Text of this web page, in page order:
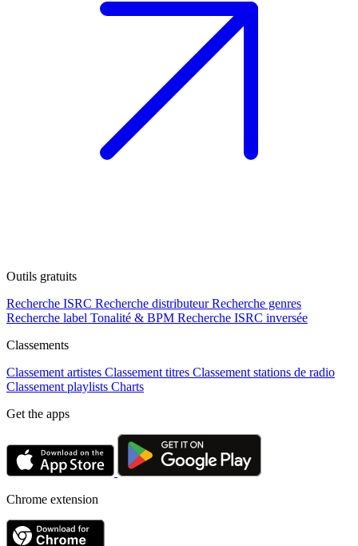
Outils gratuits
Recherche ISRC Recherche distributeur Recherche genres
Recherche label Tonalité & BPM Recherche ISRC inversée
Classements
Classement artistes Classement titres Classement stations de radio
Classement playlists Charts
Get the apps
Chrome extension